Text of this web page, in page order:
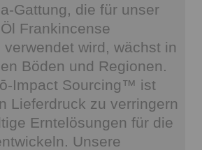
Gattung, die für unser
Frankincense
verwendet wird, wächst in
Böden und Regionen.
Impact Sourcing™ ist
Lieferdruck zu verringern
Erntelösungen für die
Unsere